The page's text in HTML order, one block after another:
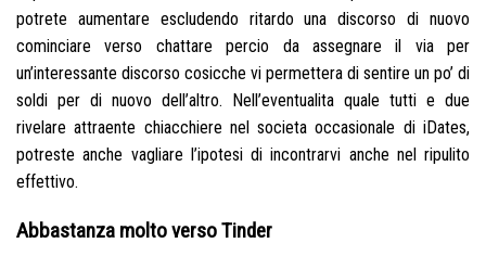
potrete aumentare escludendo ritardo una discorso di nuovo
cominciare verso chattare percio da assegnare il via per
un’interessante discorso cosicche vi permettera di sentire un po’ di
soldi per di nuovo dell’altro. Nell’eventualita quale tutti e due
rivelare attraente chiacchiere nel societa occasionale di iDates,
potreste anche vagliare l’ipotesi di incontrarvi anche nel ripulito
effettivo.
Abbastanza molto verso Tinder